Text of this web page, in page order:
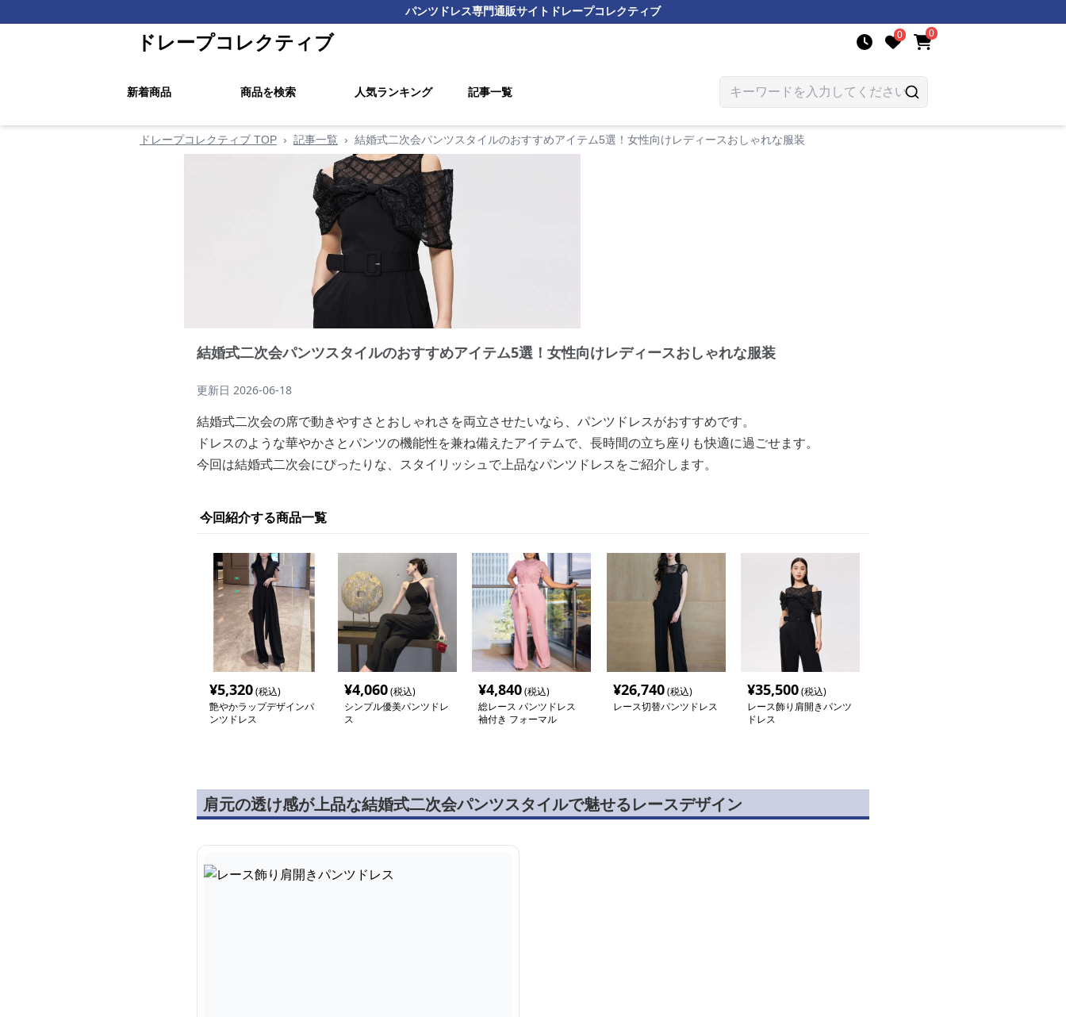
パンツドレス専門通販サイト ドレープコレクティブ
ドレープコレクティブ 0 0
新着商品 商品を検索 人気ランキング 記事一覧
ドレープコレクティブ TOP › 記事一覧 › 結婚式二次会パンツスタイルのおすすめアイテム5選！女性向けレディースおしゃれな服装
結婚式二次会パンツスタイルのおすすめアイテム5選！女性向けレディースおしゃれな服装
更新日 2026-06-18
結婚式二次会の席で動きやすさとおしゃれさを両立させたいなら、パンツドレスがおすすめです。
ドレスのような華やかさとパンツの機能性を兼ね備えたアイテムで、長時間の立ち座りも快適に過ごせます。
今回は結婚式二次会にぴったりな、スタイリッシュで上品なパンツドレスをご紹介します。
今回紹介する商品一覧
¥5,320(税込)
艶やかラップデザインパ
ンツドレス
¥4,060(税込)
シンプル優美パンツドレ
ス
¥4,840(税込)
総レース パンツドレス
袖付き フォーマル
¥26,740(税込)
レース切替パンツドレス
¥35,500(税込)
レース飾り肩開きパンツ
ドレス
肩元の透け感が上品な結婚式二次会パンツスタイルで魅せるレースデザイン